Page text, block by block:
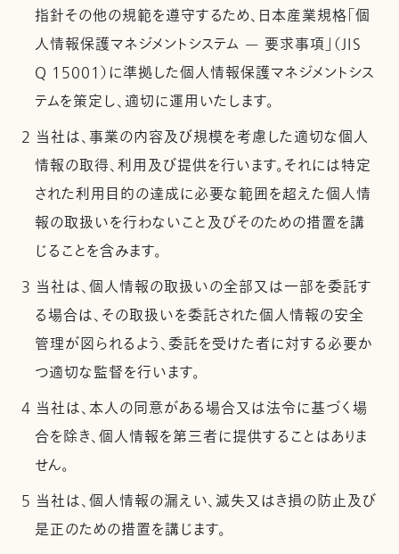
指針その他の規範を遵守するため、日本産業規格「個
人情報保護マネジメントシステム — 要求事項」（JIS
Q 15001）に準拠した個人情報保護マネジメントシス
テムを策定し、適切に運用いたします。
2 当社は、事業の内容及び規模を考慮した適切な個人
情報の取得、利用及び提供を行います。それには特定
された利用目的の達成に必要な範囲を超えた個人情
報の取扱いを行わないこと及びそのための措置を講
じることを含みます。
3 当社は、個人情報の取扱いの全部又は一部を委託す
る場合は、その取扱いを委託された個人情報の安全
管理が図られるよう、委託を受けた者に対する必要か
つ適切な監督を行います。
4 当社は、本人の同意がある場合又は法令に基づく場
合を除き、個人情報を第三者に提供することはありま
せん。
5 当社は、個人情報の漏えい、滅失又はき損の防止及び
是正のための措置を講じます。